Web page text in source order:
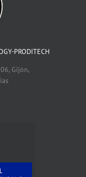
PRODITECH
Gijón,